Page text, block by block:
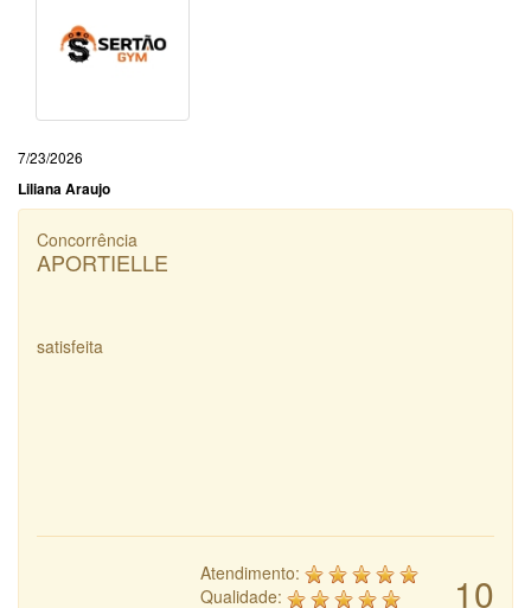
7/23/2026
Liliana Araujo
Concorrência
APORTIELLE
satisfeita
10
Atendimento:
Qualidade: